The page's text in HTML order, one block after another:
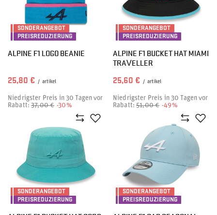
SONDERANGEBOT
PREISREDUZIERUNG
ALPINE F1 LOGO BEANIE
25,80 € / artikel
Niedrigster Preis in 30 Tagen vor
Rabatt:37,00 € -30%
SONDERANGEBOT
PREISREDUZIERUNG
ALPINE F1 BUCKET HAT MIAMI
TRAVELLER
25,60 € / artikel
Niedrigster Preis in 30 Tagen vor
Rabatt:51,00 € -49%
SONDERANGEBOT
PREISREDUZIERUNG
SONDERANGEBOT
PREISREDUZIERUNG